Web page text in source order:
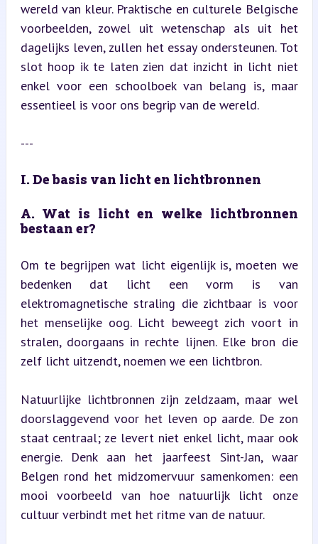
wereld van kleur. Praktische en culturele Belgische
voorbeelden, zowel uit wetenschap als uit het
dagelijks leven, zullen het essay ondersteunen. Tot
slot hoop ik te laten zien dat inzicht in licht niet
enkel voor een schoolboek van belang is, maar
essentieel is voor ons begrip van de wereld.
---
I. De basis van licht en lichtbronnen
A. Wat is licht en welke lichtbronnen
bestaan er?
Om te begrijpen wat licht eigenlijk is, moeten we
bedenken dat licht een vorm is van
elektromagnetische straling die zichtbaar is voor
het menselijke oog. Licht beweegt zich voort in
stralen, doorgaans in rechte lijnen. Elke bron die
zelf licht uitzendt, noemen we een lichtbron.
Natuurlijke lichtbronnen zijn zeldzaam, maar wel
doorslaggevend voor het leven op aarde. De zon
staat centraal; ze levert niet enkel licht, maar ook
energie. Denk aan het jaarfeest Sint-Jan, waar
Belgen rond het midzomervuur samenkomen: een
mooi voorbeeld van hoe natuurlijk licht onze
cultuur verbindt met het ritme van de natuur.